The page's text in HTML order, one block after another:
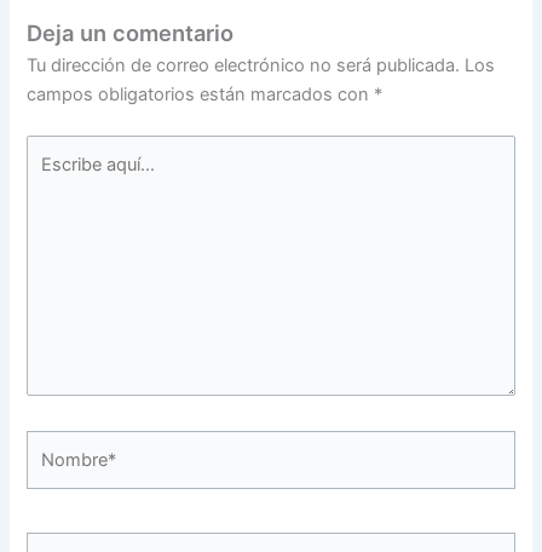
Deja un comentario
Tu dirección de correo electrónico no será publicada. Los
campos obligatorios están marcados con *
aquí...